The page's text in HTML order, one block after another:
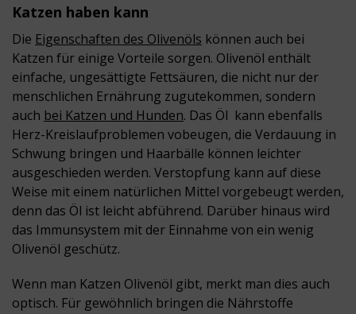
Katzen haben kann
Die Eigenschaften des Olivenöls können auch bei
Katzen für einige Vorteile sorgen. Olivenöl enthält
einfache, ungesättigte Fettsäuren, die nicht nur der
menschlichen Ernährung zugutekommen, sondern
auch bei Katzen und Hunden. Das Öl kann ebenfalls
Herz-Kreislaufproblemen vobeugen, die Verdauung in
Schwung bringen und Haarbälle können leichter
ausgeschieden werden. Verstopfung kann auf diese
Weise mit einem natürlichen Mittel vorgebeugt werden,
denn das Öl ist leicht abführend. Darüber hinaus wird
das Immunsystem mit der Einnahme von ein wenig
Olivenöl geschütz.
Wenn man Katzen Olivenöl gibt, merkt man dies auch
optisch. Für gewöhnlich bringen die Nährstoffe